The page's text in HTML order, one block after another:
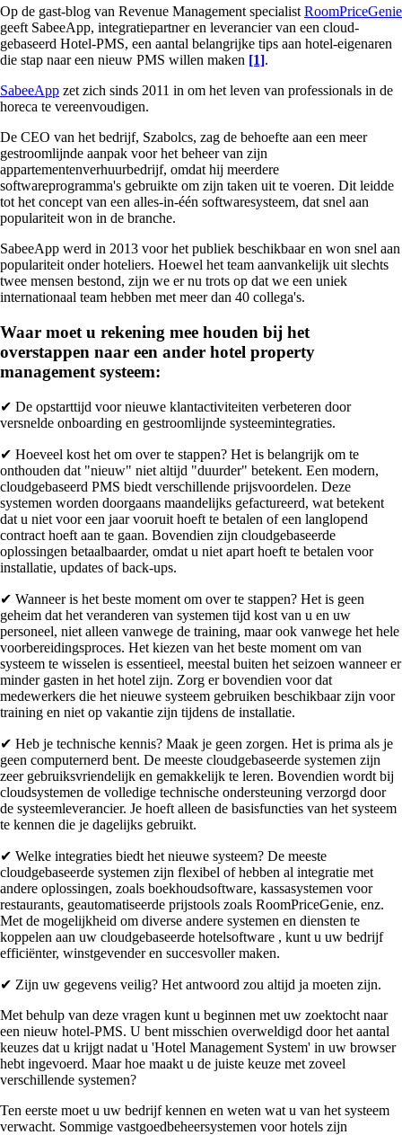
Op de gast-blog van Revenue Management specialist RoomPriceGenie
geeft SabeeApp, integratiepartner en leverancier van een cloud-
gebaseerd Hotel-PMS, een aantal belangrijke tips aan hotel-eigenaren
die stap naar een nieuw PMS willen maken [1].
SabeeApp zet zich sinds 2011 in om het leven van professionals in de
horeca te vereenvoudigen.
De CEO van het bedrijf, Szabolcs, zag de behoefte aan een meer
gestroomlijnde aanpak voor het beheer van zijn
appartementenverhuurbedrijf, omdat hij meerdere
softwareprogramma's gebruikte om zijn taken uit te voeren. Dit leidde
tot het concept van een alles-in-één softwaresysteem, dat snel aan
populariteit won in de branche.
SabeeApp werd in 2013 voor het publiek beschikbaar en won snel aan
populariteit onder hoteliers. Hoewel het team aanvankelijk uit slechts
twee mensen bestond, zijn we er nu trots op dat we een uniek
internationaal team hebben met meer dan 40 collega's.
Waar moet u rekening mee houden bij het
overstappen naar een ander hotel property
management systeem:
✔ De opstarttijd voor nieuwe klantactiviteiten verbeteren door
versnelde onboarding en gestroomlijnde systeemintegraties.
✔ Hoeveel kost het om over te stappen? Het is belangrijk om te
onthouden dat "nieuw" niet altijd "duurder" betekent. Een modern,
cloudgebaseerd PMS biedt verschillende prijsvoordelen. Deze
systemen worden doorgaans maandelijks gefactureerd, wat betekent
dat u niet voor een jaar vooruit hoeft te betalen of een langlopend
contract hoeft aan te gaan. Bovendien zijn cloudgebaseerde
oplossingen betaalbaarder, omdat u niet apart hoeft te betalen voor
installatie, updates of back-ups.
✔ Wanneer is het beste moment om over te stappen? Het is geen
geheim dat het veranderen van systemen tijd kost van u en uw
personeel, niet alleen vanwege de training, maar ook vanwege het hele
voorbereidingsproces. Het kiezen van het beste moment om van
systeem te wisselen is essentieel, meestal buiten het seizoen wanneer er
minder gasten in het hotel zijn. Zorg er bovendien voor dat
medewerkers die het nieuwe systeem gebruiken beschikbaar zijn voor
training en niet op vakantie zijn tijdens de installatie.
✔ Heb je technische kennis? Maak je geen zorgen. Het is prima als je
geen computernerd bent. De meeste cloudgebaseerde systemen zijn
zeer gebruiksvriendelijk en gemakkelijk te leren. Bovendien wordt bij
cloudsystemen de volledige technische ondersteuning verzorgd door
de systeemleverancier. Je hoeft alleen de basisfuncties van het systeem
te kennen die je dagelijks gebruikt.
✔ Welke integraties biedt het nieuwe systeem? De meeste
cloudgebaseerde systemen zijn flexibel of hebben al integratie met
andere oplossingen, zoals boekhoudsoftware, kassasystemen voor
restaurants, geautomatiseerde prijstools zoals RoomPriceGenie, enz.
Met de mogelijkheid om diverse andere systemen en diensten te
koppelen aan uw cloudgebaseerde hotelsoftware , kunt u uw bedrijf
efficiënter, winstgevender en succesvoller maken.
✔ Zijn uw gegevens veilig? Het antwoord zou altijd ja moeten zijn.
Met behulp van deze vragen kunt u beginnen met uw zoektocht naar
een nieuw hotel-PMS. U bent misschien overweldigd door het aantal
keuzes dat u krijgt nadat u 'Hotel Management System' in uw browser
hebt ingevoerd. Maar hoe maakt u de juiste keuze met zoveel
verschillende systemen?
Ten eerste moet u uw bedrijf kennen en weten wat u van het systeem
verwacht. Sommige vastgoedbeheersystemen voor hotels zijn